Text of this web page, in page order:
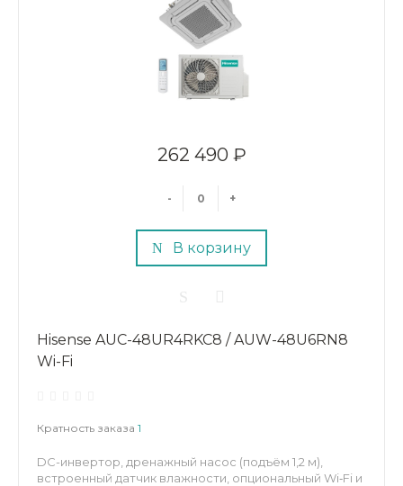
262 490 ₽
- +
В корзину
Hisense AUC-48UR4RKC8 / AUW-48U6RN8
Wi-Fi
Кратность заказа 1
DC-инвертор, дренажный насос (подъём 1,2 м),
встроенный датчик влажности, опциональный Wi‑Fi и